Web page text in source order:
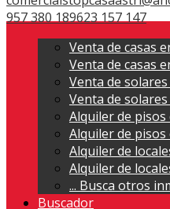
957 380 189623 157 147
Venta de casas
Venta de casas
Venta de
Venta de
Alquiler de
Alquiler de pisos
Alquiler de
Alquiler de
... Busca otros
Buscador